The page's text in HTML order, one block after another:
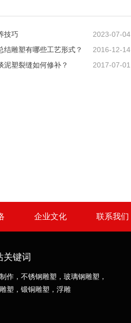
技巧
2023-07-04
结雕塑有哪些工艺形式？
2016-12-14
泥塑裂缝如何修补？ 2017-07-01
企业文化 联系我们
关键词
作，不锈钢雕塑，玻璃钢雕塑，
塑，锻铜雕塑，浮雕